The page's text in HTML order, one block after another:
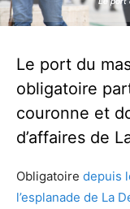
Le port du
obligatoire
couronne et
d’affaires de
Obligatoire depuis
l’esplanade de La